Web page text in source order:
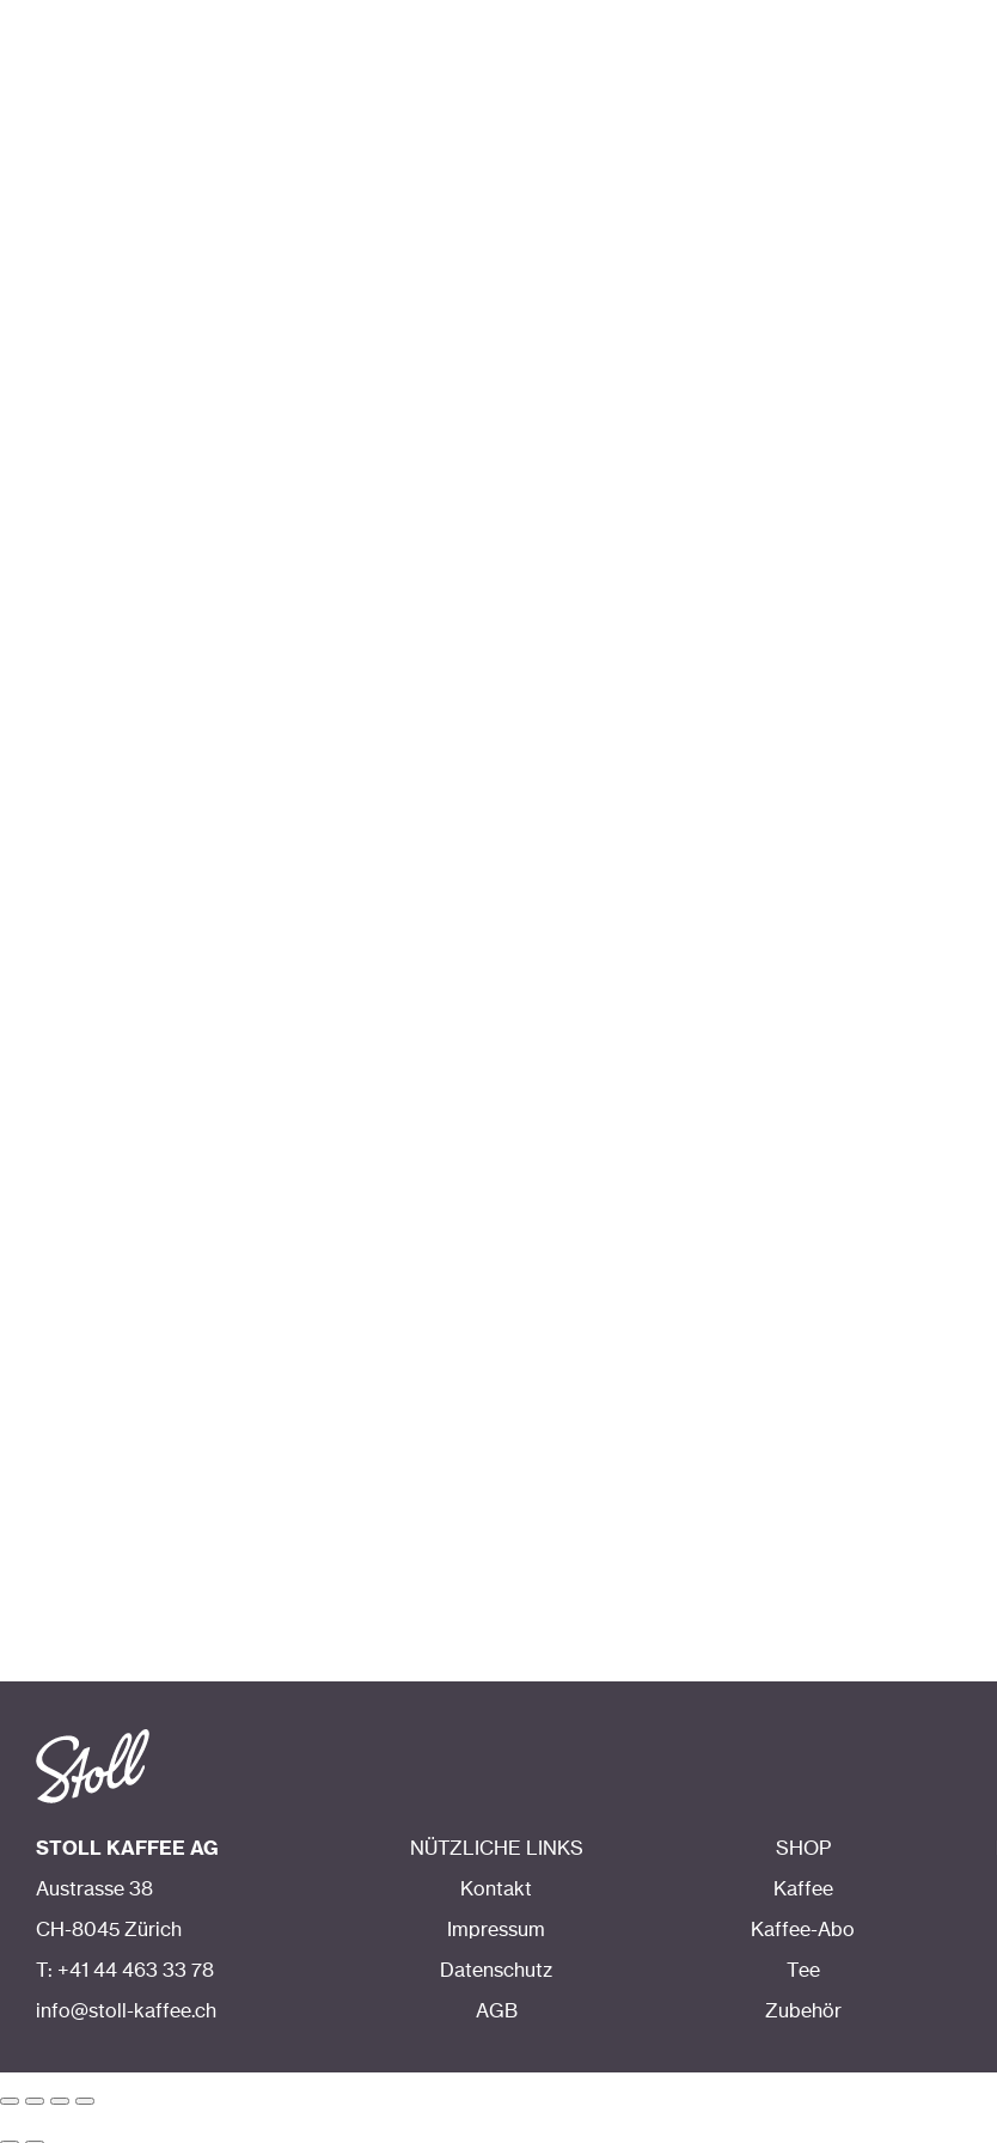
STOLL KAFFEE AG
Austrasse 38
CH-8045 Zürich
T: +41 44 463 33 78
info@stoll-kaffee.ch
NÜTZLICHE LINKS
Kontakt
Impressum
Datenschutz
AGB
SHOP
Kaffee
Kaffee-Abo
Tee
Zubehör